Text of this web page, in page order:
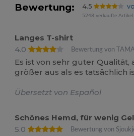
Bewertung: 4.5
5248 verkaufte Artikel
Langes T-shirt
4.0
Bewertung von
Es ist von sehr guter Qualität,
größer aus als es tatsächlich
Übersetzt von Español
Schönes Hemd, für wenig
5.0
Bewertung von